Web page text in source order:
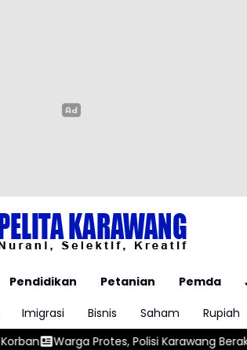
Pendidikan Petanian Pemda
Imigrasi Bisnis Saham Rupiah
Beraksi Amankan Truk Lawan